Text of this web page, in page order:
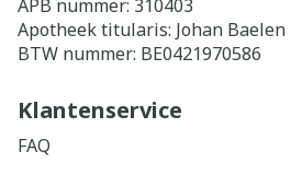
APB nummer: 310403
Apotheek titularis: Johan Baelen
BTW nummer: BE0421970586
Klantenservice
FAQ